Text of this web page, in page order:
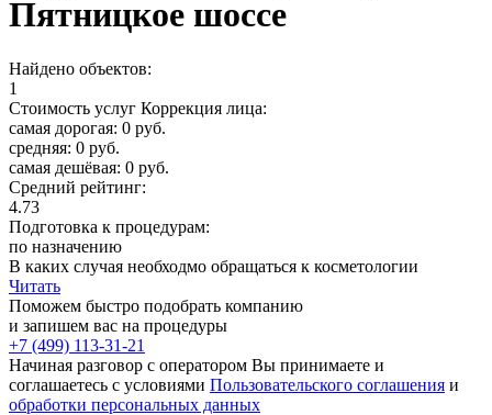
Пятницкое шоссе
Найдено объектов:
1
Стоимость услуг Коррекция лица:
самая дорогая: 0 руб.
средняя: 0 руб.
самая дешёвая: 0 руб.
Средний рейтинг:
4.73
Подготовка к процедурам:
по назначению
В каких случая необходмо обращаться к косметологии
Читать
Поможем быстро подобрать компанию
и запишем вас на процедуры
+7 (499) 113-31-21
Начиная разговор с оператором Вы принимаете и
соглашаетесь с условиями Пользовательского соглашения и
обработки персональных данных